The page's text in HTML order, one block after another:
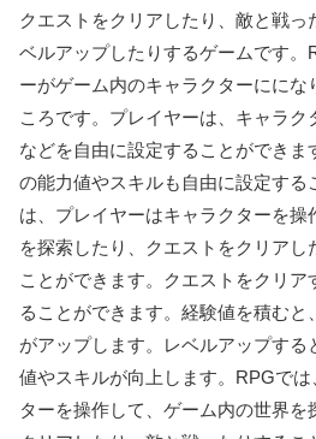
クエストをクリアしたり、敵と戦っ
ベルアップしたりするゲームです。
ーがゲーム内のキャラクターににな
ころです。プレイヤーは、キャラク
などを自由に設定することができま
の能力値やスキルも自由に設定する
は、プレイヤーはキャラクターを操
を探索したり、クエストをクリアし
ことができます。クエストをクリア
ることができます。経験値を積む
がアップします。レベルアップする
値やスキルが向上します。RPGで
ターを操作して、ゲーム内の世界を